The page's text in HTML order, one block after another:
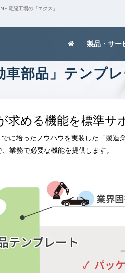
電脳工場の「エクス」
製品・サー
車部品」テンプレ
求める機能を標準サ
に培ったノウハウを実装した「製造
業務で必要な機能を提供します。